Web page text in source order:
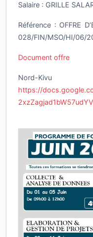
Salaire : GRILLE
Référence : OFFRE
028/FIN/MSO/HI/06/
Document offre
Nord-Kivu
https://